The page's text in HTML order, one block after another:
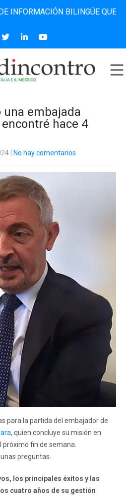
BILINGÜE QUE DESDE
una embajada
hace 4
No hay comentarios
para la partida del embajador de
, quien concluye su misión en
fin de semana.
preguntas.
los principales éxitos y las
cuatro años de su gestión